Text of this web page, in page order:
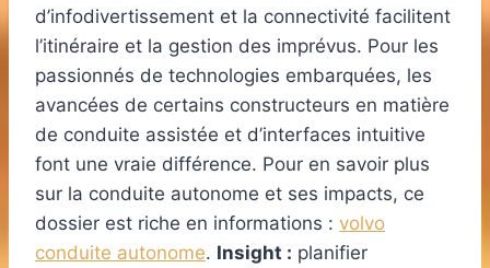
d’infodivertissement et la connectivité facilitent
l’itinéraire et la gestion des imprévus. Pour les
passionnés de technologies embarquées, les
avancées de certains constructeurs en matière
de conduite assistée et d’interfaces intuitive
font une vraie différence. Pour en savoir plus
sur la conduite autonome et ses impacts, ce
dossier est riche en informations : volvo
conduite autonome. Insight : planifier